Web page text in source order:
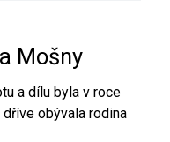
Mošny
a dílu byla v roce
obývala rodina